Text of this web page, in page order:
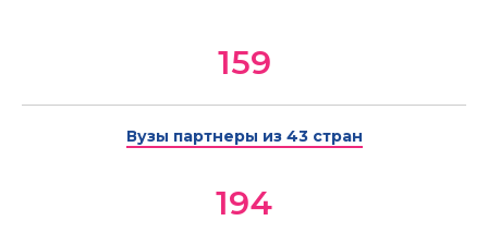
159
Вузы партнеры из 43 стран
194